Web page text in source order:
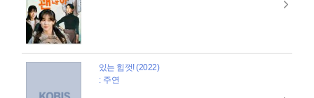
있는 힘껏! (2022)
: 주연